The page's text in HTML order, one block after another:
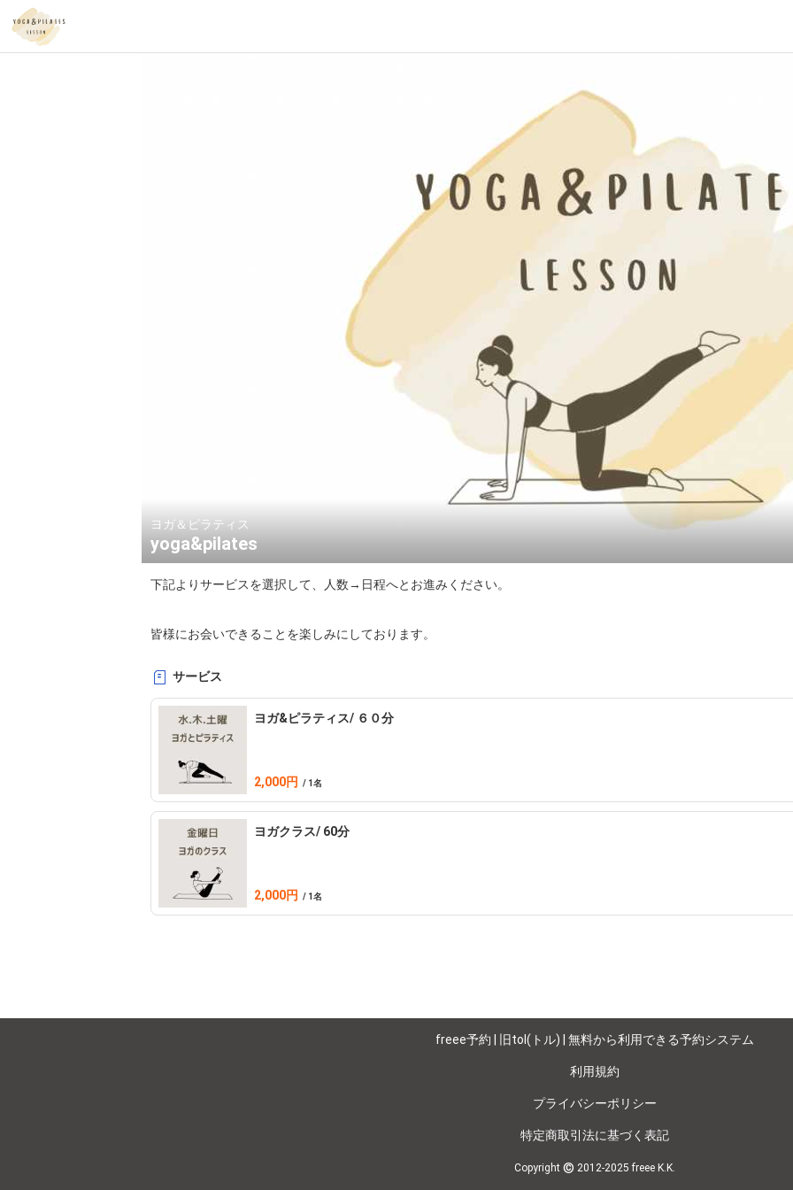
ヨガ＆ピラティス
yoga&pilates
下記よりサービスを選択して、人数→日程へとお進みください。
皆様にお会いできることを楽しみにしております。
サービス
ヨガ&ピラティス/ ６０分
2,000円 / 1名
ヨガクラス/ 60分
2,000円 / 1名
freee予約 | 旧tol(トル) | 無料から利用できる予約システム
利用規約
プライバシーポリシー
特定商取引法に基づく表記
Copyright © 2012-2025 freee K.K.